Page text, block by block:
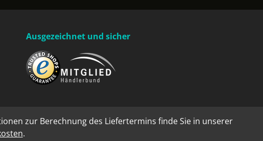
Ausgezeichnet und sicher
zur Berechnung des Liefertermins finde Sie in unserer
.